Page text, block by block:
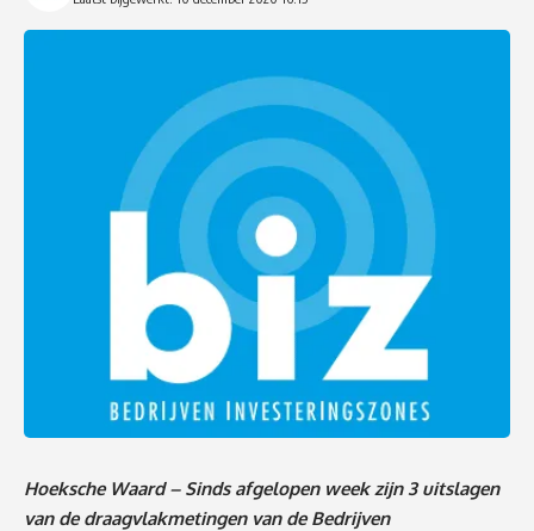
Hoeksche Waard – Sinds afgelopen week zijn 3 uitslagen
van de draagvlakmetingen van de Bedrijven